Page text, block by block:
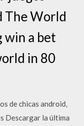
The World
win a bet
in 80
de chicas android,
Descargar la última